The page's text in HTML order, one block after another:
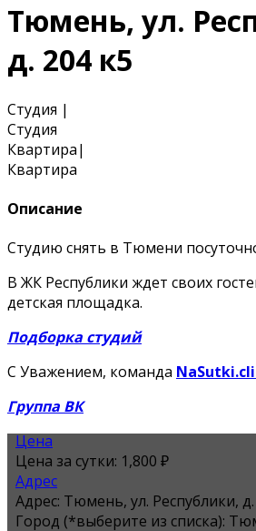
Тюмень, ул.
д. 204 к5
Студия |
Студия
Квартира|
Квартира
Описание
Студию снять в Тюмени
В ЖК Республики ждет своих
детская площадка.
Подборка студий
С Уважением, команда
Группа ВК
Цена
Цена за сутки: 1,800 ₽
Адрес
Адрес: Тюмень, ул. Республики, д.
Город (*выберите из списка):